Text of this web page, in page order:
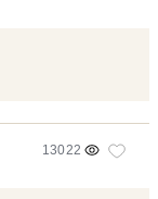
13022